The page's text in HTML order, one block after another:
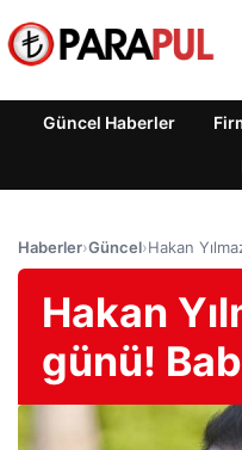
Güncel Haberler
Haberler›Güncel›Hakan
Hakan
günü!